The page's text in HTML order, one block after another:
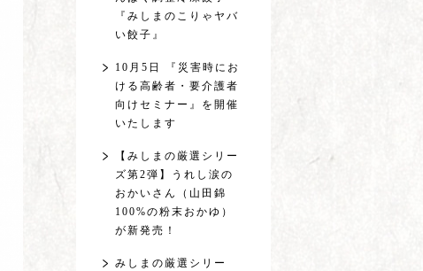
『みしまのこりゃヤバ
い餃子』
10月5日 『災害時にお
ける高齢者・要介護者
向けセミナー』を開催
いたします
【みしまの厳選シリー
ズ第2弾】うれし涙の
おかいさん（山田錦
100%の粉末おかゆ）
が新発売！
みしまの厳選シリー